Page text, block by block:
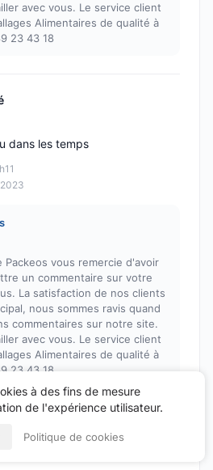
avec vous. Le service client
Alimentaires de qualité à
23 43 18
dans les temps
Packeos vous remercie d'avoir
un commentaire sur votre
La satisfaction de nos clients
nous sommes ravis quand
commentaires sur notre site.
avec vous. Le service client
Alimentaires de qualité à
23 43 18
à des fins de mesure
de l'expérience utilisateur.
Politique de cookies